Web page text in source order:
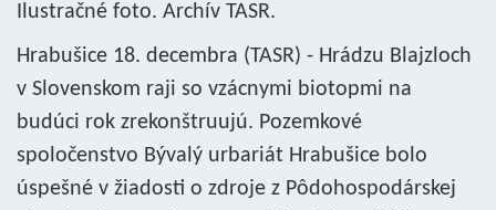
Ilustračné foto. Archív TASR.
Hrabušice 18. decembra (TASR) - Hrádzu Blajzloch
v Slovenskom raji so vzácnymi biotopmi na
budúci rok zrekonštruujú. Pozemkové
spoločenstvo Bývalý urbariát Hrabušice bolo
úspešné v žiadosti o zdroje z Pôdohospodárskej